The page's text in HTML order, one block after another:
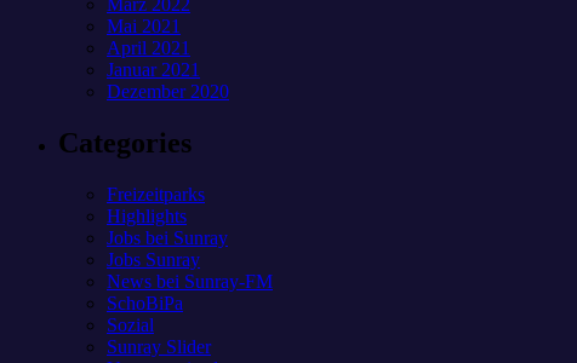
Mai 2021
April 2021
Januar 2021
Dezember 2020
Categories
Freizeitparks
Highlights
Jobs bei Sunray
Jobs Sunray
News bei Sunray-FM
SchoBiPa
Sozial
Sunray Slider